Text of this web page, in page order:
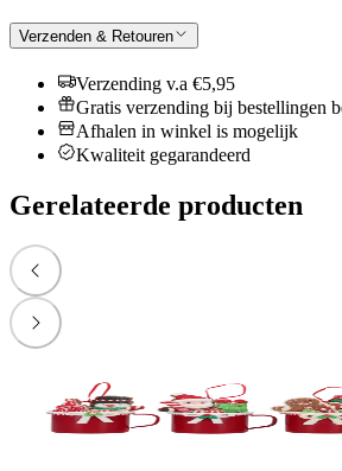
Verzenden & Retouren
Verzending v.a €5,95
Gratis verzending bij bestellingen
Afhalen in winkel is mogelijk
Kwaliteit gegarandeerd
Gerelateerde producten